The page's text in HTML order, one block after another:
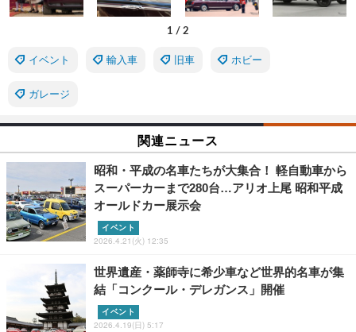
1 / 2
イベント 輸入車 旧車 ホビー
ガレージ
関連ニュース
昭和・平成の名車たちが大集合！ 軽自動車から
スーパーカーまで280台…アリオ上尾 昭和平成
オールドカー展示会
イベント
2026.4.21(火) 12:35
世界遺産・薬師寺に希少車など世界的名車が集
結「コンクール・デレガンス」開催
イベント
2026.4.19(日) 5:17